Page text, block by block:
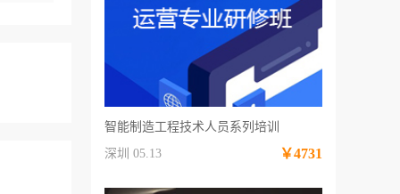
智能制造工程技术人员系列培训
深圳 05.13
￥4731